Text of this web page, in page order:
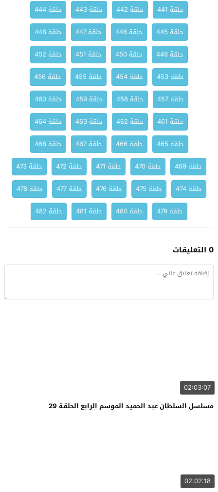
حلقة 441 حلقة 442 حلقة 443
حلقة 444
حلقة 445
حلقة 446 حلقة 447
حلقة 448
حلقة 449
حلقة 450 حلقة 451
حلقة 452
حلقة 453
حلقة 454 حلقة 455
حلقة 456
حلقة 457
حلقة 458 حلقة 459
حلقة 460
حلقة 461
حلقة 462 حلقة 463
حلقة 464
حلقة 465
حلقة 466 حلقة 467
حلقة 468
حلقة 469
حلقة 470 حلقة 471 حلقة 472
حلقة 473
حلقة 474
حلقة 475 حلقة 476 حلقة 477
حلقة 478
حلقة 479
حلقة 480 حلقة 481 حلقة 482
0 التعليقات
02:03:07
مسلسل السلطان عبد الحميد الموسم الرابع الحلقة 29
02:02:18